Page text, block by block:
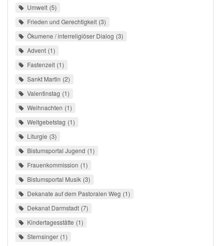
Umwelt 5
Frieden und Gerechtigkeit 3
Ökumene / interreligiöser Dialog 3
Advent 1
Fastenzeit 1
Sankt Martin 2
Valentinstag 1
Weihnachten 1
Weltgebetstag 1
Liturgie 3
Bistumsportal Jugend 1
Frauenkommission 1
Bistumsportal Musik 3
Dekanate auf dem Pastoralen Weg 1
Dekanat Darmstadt 7
Kindertagesstätte 1
Sternsinger 1